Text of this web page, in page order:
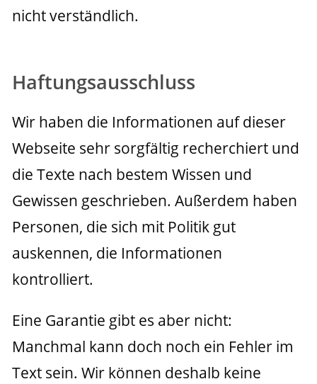
nicht verständlich.
Haftungsausschluss
Wir haben die Informationen auf dieser
Webseite sehr sorgfältig recherchiert und
die Texte nach bestem Wissen und
Gewissen geschrieben. Außerdem haben
Personen, die sich mit Politik gut
auskennen, die Informationen
kontrolliert.
Eine Garantie gibt es aber nicht:
Manchmal kann doch noch ein Fehler im
Text sein. Wir können deshalb keine